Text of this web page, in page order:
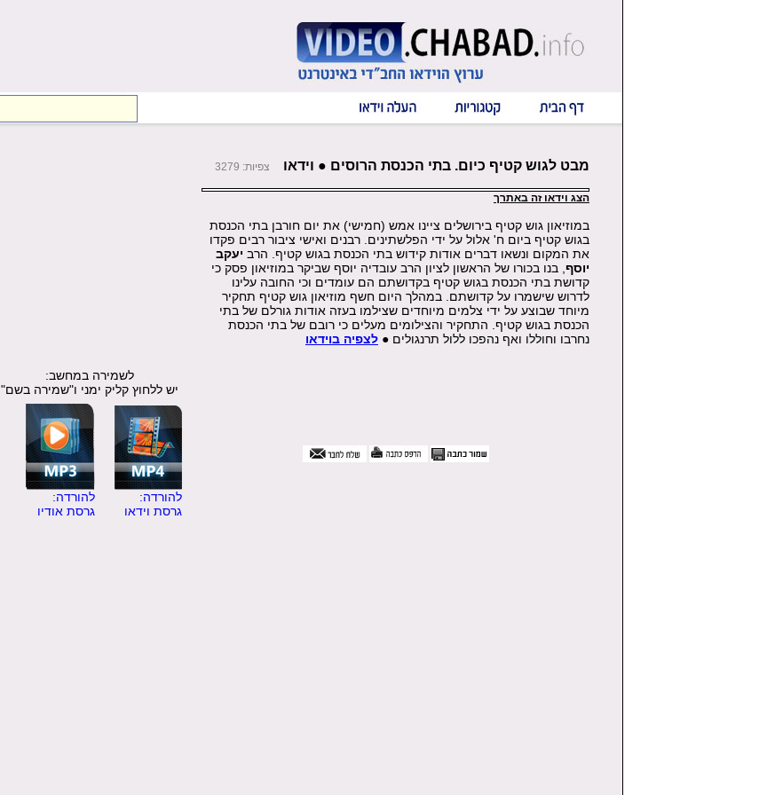
מבט לגוש קטיף כיום. בתי הכנסת הרוסים ● וידאו צפיות: 3279
הצג וידאו זה באתרך
במוזיאון גוש קטיף בירושלים ציינו אמש (חמישי) את יום חורבן בתי הכנסת
בגוש קטיף ביום ח' אלול על ידי הפלשתינים. רבנים ואישי ציבור רבים פקדו
את המקום ונשאו דברים אודות קידוש בתי הכנסת בגוש קטיף. הרב יעקב
יוסף , בנו בכורו של הראשון לציון הרב עובדיה יוסף שביקר במוזיאון פסק כי
קדושת בתי הכנסת בגוש קטיף בקדושתם הם עומדים וכי החובה עלינו
לדרוש שישמרו על קדושתם. במהלך היום חשף מוזיאון גוש קטיף תחקיר
מיוחד שבוצע על ידי צלמים מיוחדים שצילמו בעזה אודות גורלם של בתי
הכנסת בגוש קטיף. התחקיר והצילומים מעלים כי רובם של בתי הכנסת
נחרבו וחוללו ואף נהפכו ללול תרנגולים ● לצפיה בוידאו
לשמירה במחשב:
יש ללחוץ קליק ימני ו"שמירה בשם"
להורדה:
גרסת וידאו
להורדה:
גרסת אודיו